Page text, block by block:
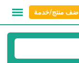
اضف منتج/خدمة